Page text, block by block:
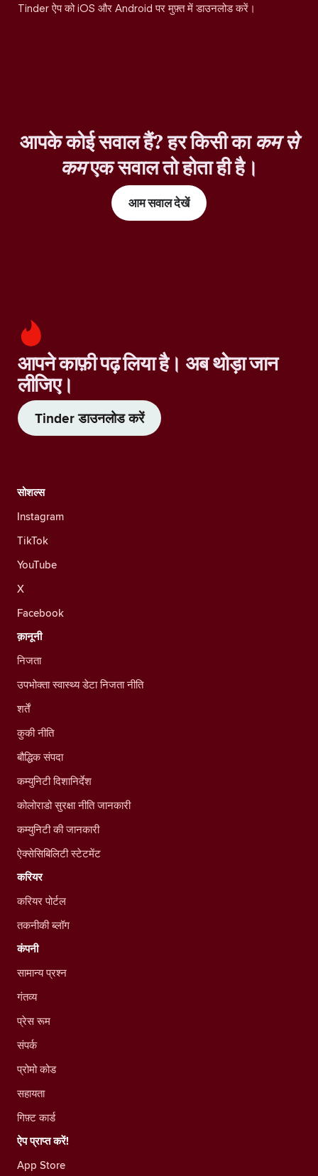
Tinder ऐप को iOS और Android पर मुफ़्त में डाउनलोड करें।
आपके कोई सवाल हैं? हर किसी काकम से
कमएक सवाल तो होता ही है।
आम सवाल देखें
आपने काफ़ी पढ़ लिया है। अब थोड़ा जान
लीजिए।
Tinder डाउनलोड करें
सोशल्स
Instagram
TikTok
YouTube
X
Facebook
क़ानूनी
निजता
उपभोक्ता स्वास्थ्य डेटा निजता नीति
शर्तें
कुकी नीति
बौद्धिक संपदा
कम्युनिटी दिशानिर्देश
कोलोराडो सुरक्षा नीति जानकारी
कम्युनिटी की जानकारी
ऐक्सेसिबिलिटी स्टेटमेंट
करियर
करियर पोर्टल
तकनीकी ब्लॉग
कंपनी
सामान्य प्रश्न
गंतव्य
प्रेस रूम
संपर्क
प्रोमो कोड
सहायता
गिफ़्ट कार्ड
ऐप प्राप्त करें!
App Store